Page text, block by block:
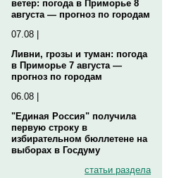
ветер: погода в Приморье 8
августа — прогноз по городам
07.08 |
Ливни, грозы и туман: погода
в Приморье 7 августа —
прогноз по городам
06.08 |
"Единая Россия" получила
первую строку в
избирательном бюллетене на
выборах в Госдуму
статьи раздела